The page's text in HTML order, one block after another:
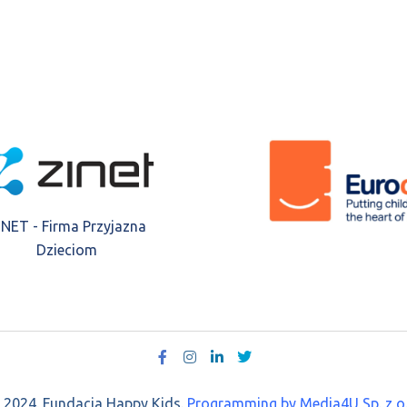
- Firma Przyjazna
Dzieciom
Fundacja Happy Kids. Programming by Media4U Sp. z